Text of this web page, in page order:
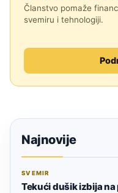
Članstvo pomaže
svemiru i tehnologiji.
Najnovije
SVEMIR
Tekući dušik izbija